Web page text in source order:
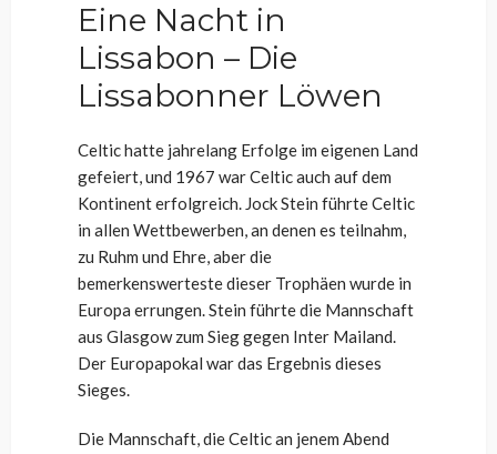
Eine Nacht in
Lissabon – Die
Lissabonner Löwen
Celtic hatte jahrelang Erfolge im eigenen Land
gefeiert, und 1967 war Celtic auch auf dem
Kontinent erfolgreich. Jock Stein führte Celtic
in allen Wettbewerben, an denen es teilnahm,
zu Ruhm und Ehre, aber die
bemerkenswerteste dieser Trophäen wurde in
Europa errungen. Stein führte die Mannschaft
aus Glasgow zum Sieg gegen Inter Mailand.
Der Europapokal war das Ergebnis dieses
Sieges.
Die Mannschaft, die Celtic an jenem Abend